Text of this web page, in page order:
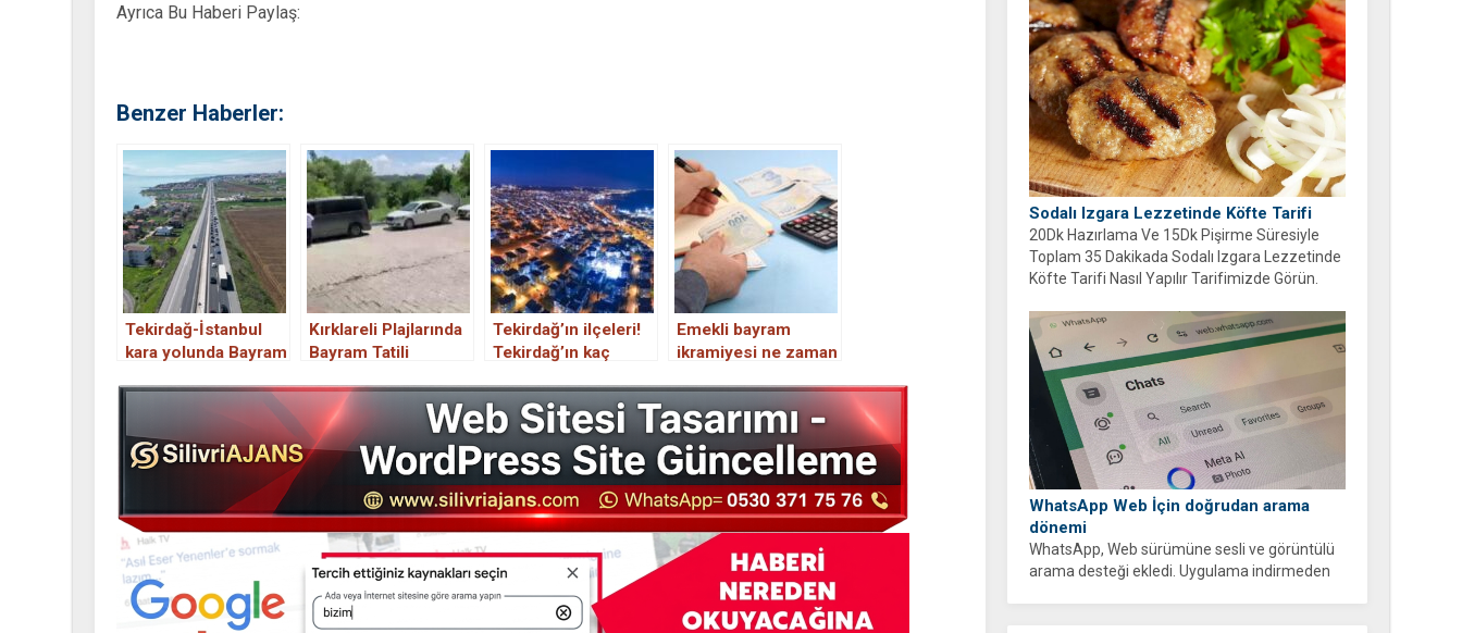
Sodalı Izgara Lezzetinde Köfte Tarifi
20Dk Hazırlama Ve 15Dk Pişirme Süresiyle
Toplam 35 Dakikada Sodalı Izgara Lezzetinde
Köfte Tarifi Nasıl Yapılır Tarifimizde Görün.
WhatsApp Web İçin doğrudan arama
dönemi
WhatsApp, Web sürümüne sesli ve görüntülü
arama desteği ekledi. Uygulama indirmeden
Ayrıca Bu Haberi Paylaş:
Benzer Haberler:
Tekirdağ-İstanbul
kara yolunda Bayram
yoğunluğu
Kırklareli Plajlarında
Bayram Tatili
Tekirdağ’ın ilçeleri!
Tekirdağ’ın kaç
Tekirdağ’ın ilçe
nüfusları kaç?
Tekirdağ’ın ilçe
belediyeleri hangi
partiden?
Emekli bayram
ikramiyesi ne zaman
ikramiyesi ödeme
tarihi belli oldu